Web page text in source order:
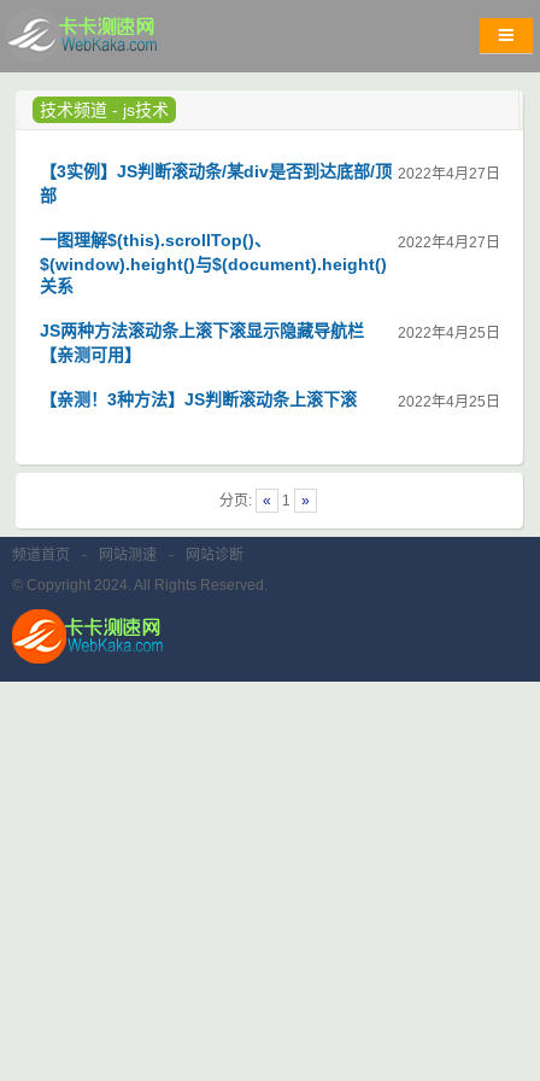
技术频道 - js技术
2022年4月27日
【3实例】JS判断滚动条/某div是否到达底部/顶
部
2022年4月27日
一图理解$(this).scrollTop()、
$(window).height()与$(document).height()
关系
2022年4月25日
JS两种方法滚动条上滚下滚显示隐藏导航栏
【亲测可用】
2022年4月25日
【亲测！3种方法】JS判断滚动条上滚下滚
分页: « 1 »
频道首页 - 网站测速 -
网站诊断
© Copyright 2024. All Rights Reserved.